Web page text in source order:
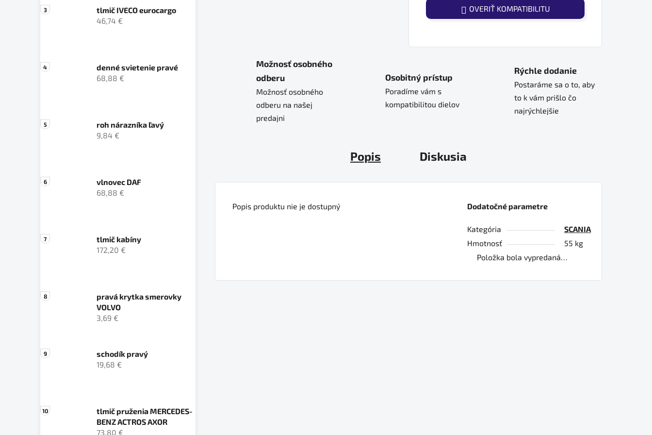
tlmič IVECO eurocargo
46,74 €
denné svietenie pravé
68,88 €
roh nárazníka ľavý
9,84 €
vlnovec DAF
68,88 €
tlmič kabíny
172,20 €
pravá krytka smerovky
VOLVO
3,69 €
schodík pravý
19,68 €
tlmič pruženia MERCEDES-
BENZ ACTROS AXOR
73,80 €
OVERIŤ KOMPATIBILITU
Možnosť osobného
odberu
Možnosť osobného
odberu na našej
predajni
Osobitný prístup
Poradíme vám s
kompatibilitou dielov
Rýchle dodanie
Postaráme sa o to, aby
to k vám prišlo čo
najrýchlejšie
Popis Diskusia
Popis produktu nie je dostupný Dodatočné parametre
Kategória
SCANIA
Hmotnosť
55 kg
Položka bola vypredaná…